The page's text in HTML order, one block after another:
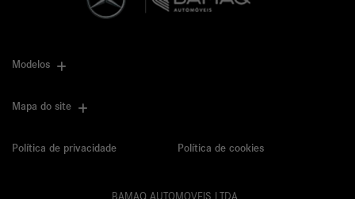
Modelos
Mapa do site
Política de privacidade Política de cookies
BAMAQ AUTOMOVEIS LTDA.